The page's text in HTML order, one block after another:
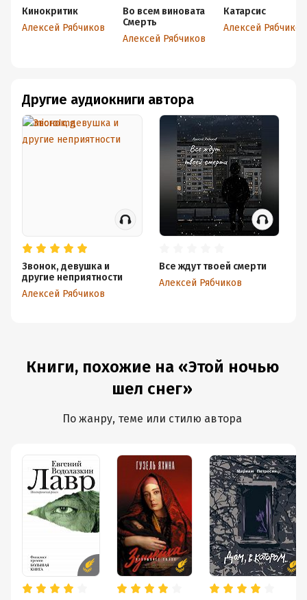
Кинокритик
Алексей Рябчиков
Во всем виновата
Смерть
Алексей Рябчиков
Катарсис
Алексей Рябчиков
Другие аудиокниги автора
Звонок, девушка и
другие неприятности
Алексей Рябчиков
Все ждут твоей смерти
Алексей Рябчиков
Книги, похожие на «Этой ночью
шел снег»
По жанру, теме или стилю автора